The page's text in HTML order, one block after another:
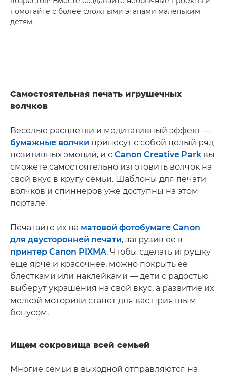
помогайте с более сложными этапами маленьким
детям.
Самостоятельная печать игрушечных
волчков
Веселые расцветки и медитативный эффект —
бумажные волчки принесут с собой целый ряд
позитивных эмоций, и с Canon Creative Park вы
сможете самостоятельно изготовить волчок на
свой вкус в кругу семьи. Шаблоны для печати
волчков и спиннеров уже доступны на этом
портале.
Печатайте их на матовой фотобумаге Canon
для двусторонней печати, загрузив ее в
принтер Canon PIXMA. Чтобы сделать игрушку
еще ярче и красочнее, можно покрыть ее
блестками или наклейками — дети с радостью
выберут украшения на свой вкус, а развитие их
мелкой моторики станет для вас приятным
бонусом.
Ищем сокровища всей семьей
Многие семьи в выходной отправляются на